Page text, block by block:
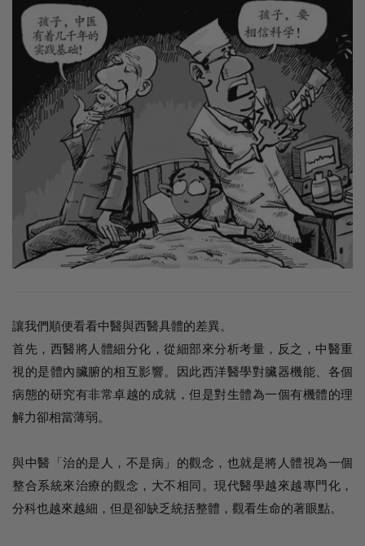
讓我們順便看看中醫與西醫具體的差異。
首先，西醫將人體細分化，從細部來分析考量，反之，中醫重
視的是體內臟腑的相互影響。因此西洋醫學對臟器機能、各個
病態的研究有非常卓越的成就，但是對生體為一個有機體的理
解力卻相當薄弱。
與中醫「治的是人，不是病」的觀念，也就是將人體視為一個
整合系統來治療的觀念，大不相同。現代醫學越來越專門化，
分科也越來越細，但是卻缺乏統括整體，觀看生命的著眼點。